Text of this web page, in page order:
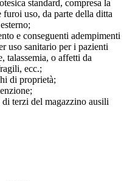
standard, compresa la
furoi uso, da parte della ditta
e conseguenti adempimenti
uso sanitario per i pazienti
talassemia, o affetti da
ecc.;
di proprietà;
terzi del magazzino ausili